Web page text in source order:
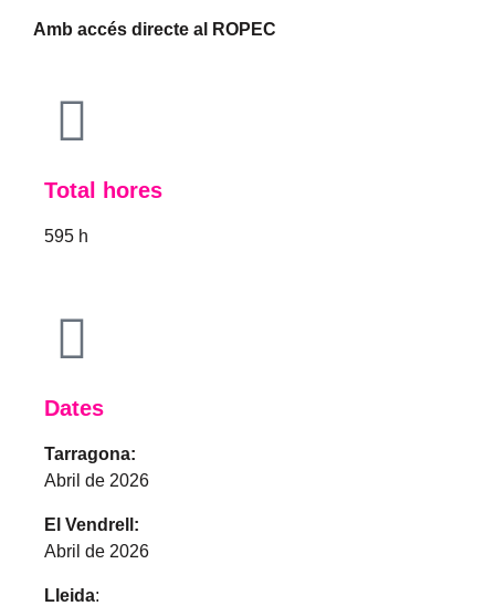
Amb accés directe al ROPEC
Total hores
595 h
Dates
Tarragona:
Abril de 2026
El Vendrell:
Abril de 2026
Lleida: